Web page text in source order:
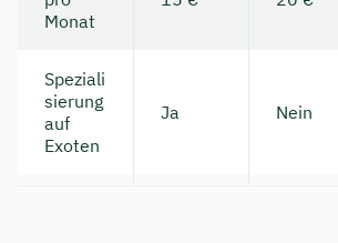
Monat
Speziali
sierung
auf
Exoten
Ja Nein